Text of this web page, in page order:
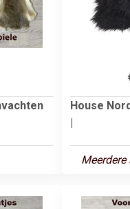
House
|
Meerdere